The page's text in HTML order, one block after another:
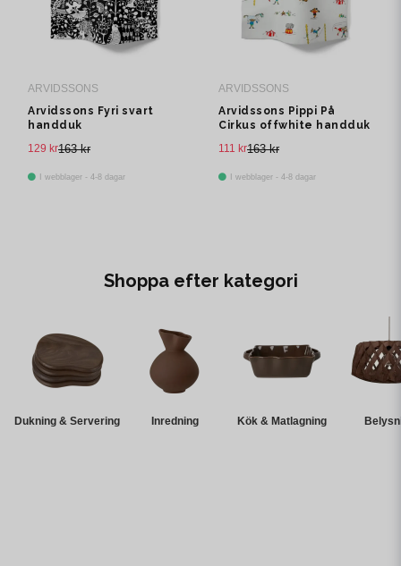
ARVIDSSONS
Arvidssons Fyri svart
handduk
163 kr
129 kr
I webblager - 4-8 dagar
ARVIDSSONS
Arvidssons Pippi På
Cirkus offwhite handduk
163 kr
111 kr
I webblager - 4-8 dagar
Shoppa efter kategori
Dukning & Servering Inredning Kök & Matlagning